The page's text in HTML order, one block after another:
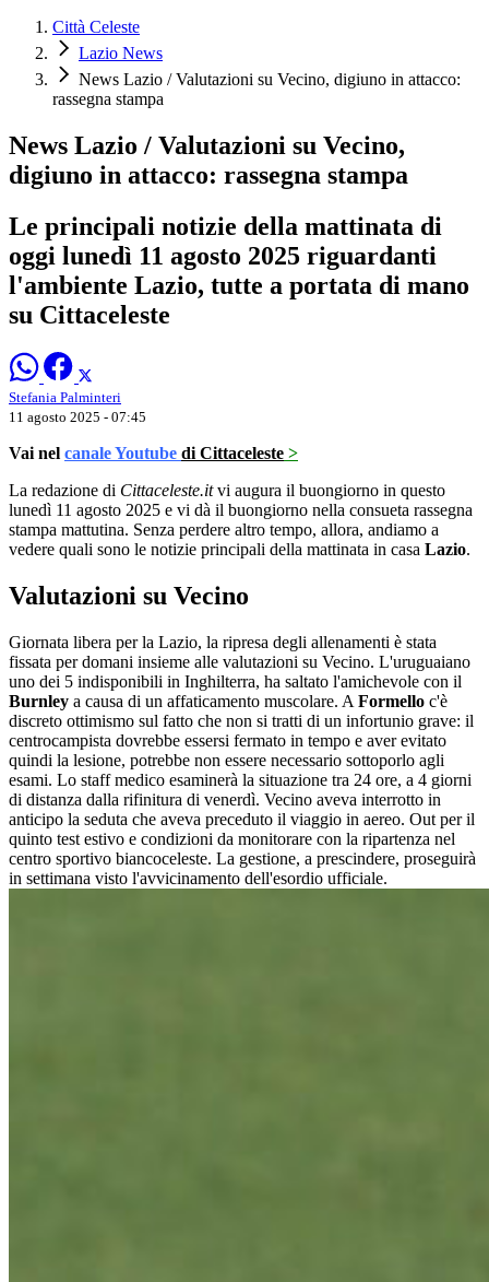
Città Celeste
Lazio News
News Lazio / Valutazioni su Vecino, digiuno in attacco:
rassegna stampa
News Lazio / Valutazioni su Vecino,
digiuno in attacco: rassegna stampa
Le principali notizie della mattinata di
oggi lunedì 11 agosto 2025 riguardanti
l'ambiente Lazio, tutte a portata di mano
su Cittaceleste
Stefania Palminteri
11 agosto 2025 - 07:45
Vai nel canale Youtube di Cittaceleste >
La redazione di Cittaceleste.itvi augura il buongiorno in questo
lunedì 11 agosto 2025 e vi dà il buongiorno nella consueta rassegna
stampa mattutina. Senza perdere altro tempo, allora, andiamo a
vedere quali sono le notizie principali della mattinata in casa Lazio.
Valutazioni su Vecino
Giornata libera per la Lazio, la ripresa degli allenamenti è stata
fissata per domani insieme alle valutazioni su Vecino. L'uruguaiano
uno dei 5 indisponibili in Inghilterra, ha saltato l'amichevole con il
Burnley a causa di un affaticamento muscolare. A Formello c'è
discreto ottimismo sul fatto che non si tratti di un infortunio grave: il
centrocampista dovrebbe essersi fermato in tempo e aver evitato
quindi la lesione, potrebbe non essere necessario sottoporlo agli
esami. Lo staff medico esaminerà la situazione tra 24 ore, a 4 giorni
di distanza dalla rifinitura di venerdì. Vecino aveva interrotto in
anticipo la seduta che aveva preceduto il viaggio in aereo. Out per il
quinto test estivo e condizioni da monitorare con la ripartenza nel
centro sportivo biancoceleste. La gestione, a prescindere, proseguirà
in settimana visto l'avvicinamento dell'esordio ufficiale.